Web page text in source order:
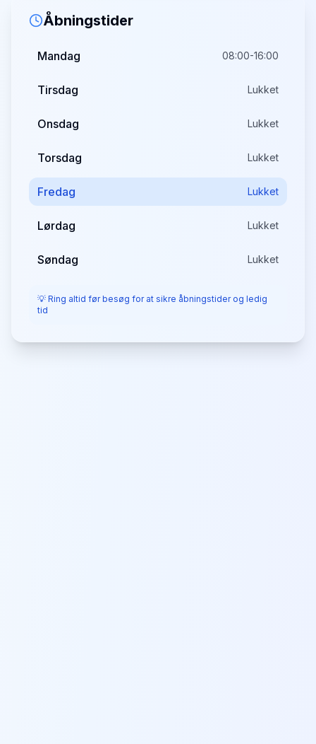
Åbningstider
Mandag 08:00-16:00
Tirsdag Lukket
Onsdag Lukket
Torsdag Lukket
Fredag Lukket
Lørdag Lukket
Søndag Lukket
💡 Ring altid før besøg for at sikre åbningstider og ledig
tid